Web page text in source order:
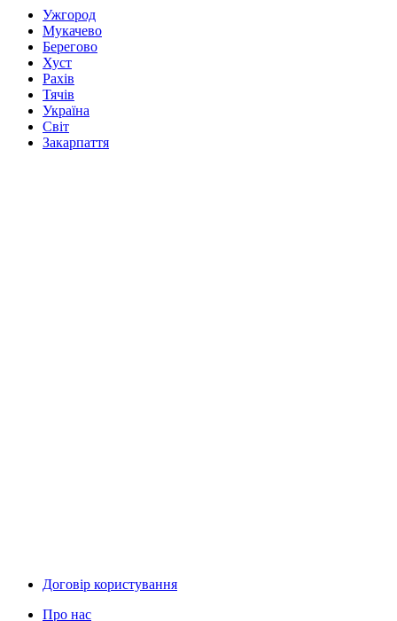
Ужгород
Мукачево
Берегово
Хуст
Рахів
Тячів
Україна
Світ
Закарпаття
Договір користування
Про нас